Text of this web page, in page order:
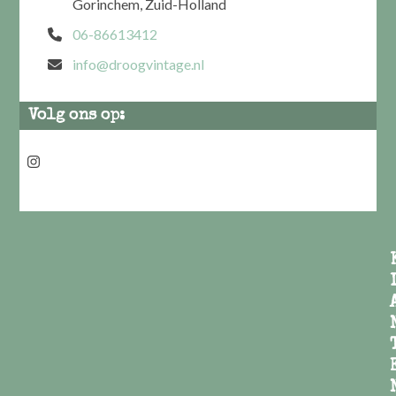
Gorinchem, Zuid-Holland
06-86613412
info@droogvintage.nl
Volg ons op:
Instagram